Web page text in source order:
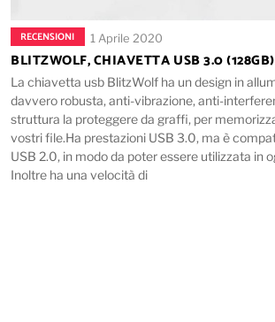
RECENSIONI 1 Aprile 2020
BLITZWOLF, CHIAVETTA USB 3.0 (128GB)
La chiavetta usb BlitzWolf ha un design in
davvero robusta, anti-vibrazione, anti-
struttura la proteggere da graffi, per
vostri file.Ha prestazioni USB 3.0, ma è
USB 2.0, in modo da poter essere utilizzata in
Inoltre ha una velocità di